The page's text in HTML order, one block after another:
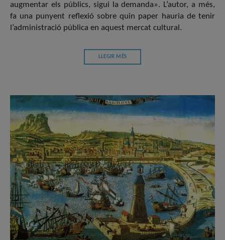
augmentar els públics, sigui la demanda». L’autor, a més,
fa una punyent reflexió sobre quin paper hauria de tenir
l’administració pública en aquest mercat cultural.
LLEGIR MÉS